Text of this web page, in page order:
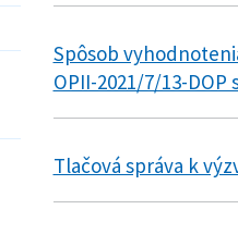
Spôsob
OPII-2021/7/13-DOP
Tlačová správa k